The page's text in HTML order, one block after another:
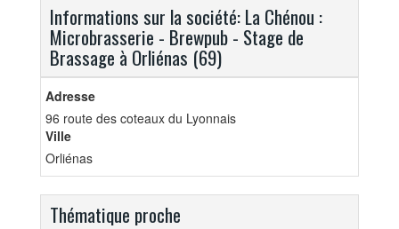
Informations sur la société: La Chénou :
Microbrasserie - Brewpub - Stage de
Brassage à Orliénas (69)
Adresse
96 route des coteaux du Lyonnais
Ville
Orliénas
Thématique proche